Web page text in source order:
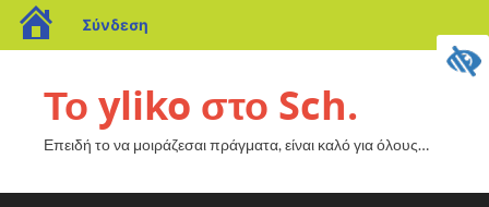
Σύνδεση
Το yliko στο Sch.
Επειδή το να μοιράζεσαι πράγματα, είναι καλό για όλους…